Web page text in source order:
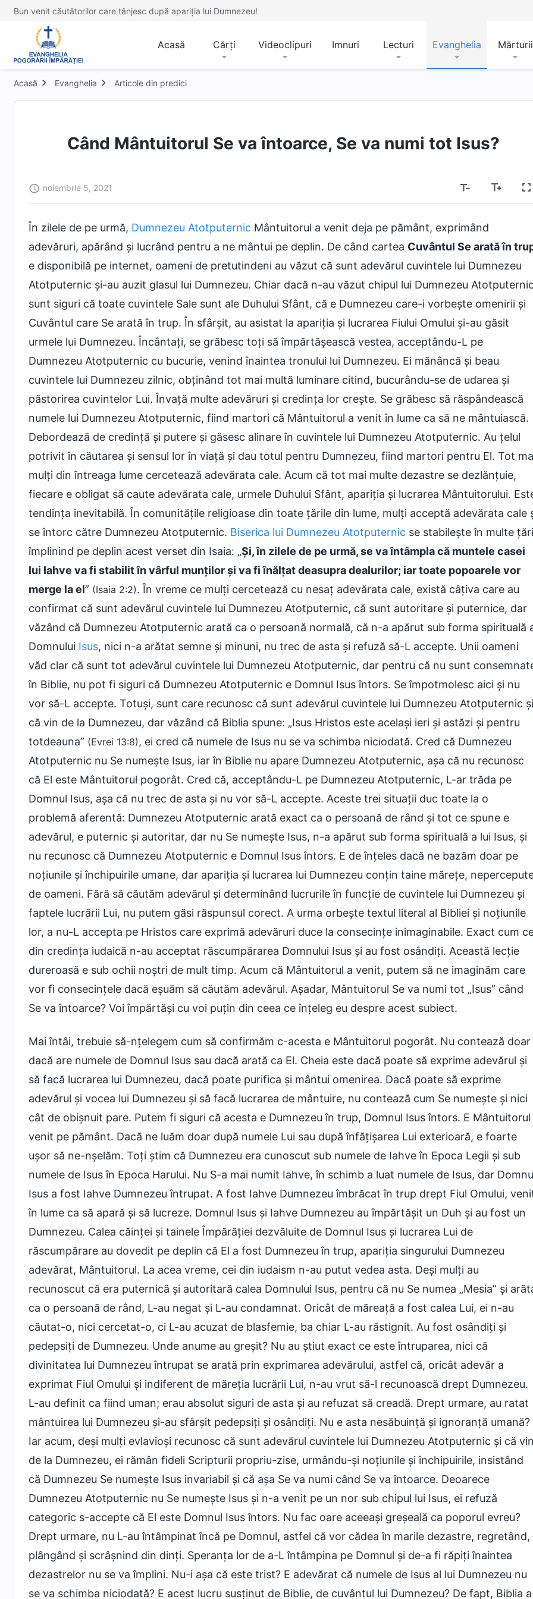
Bun venit căutătorilor care tânjesc după apariția lui Dumnezeu!
Acasă Cărți Videoclipuri Imnuri Lecturi Evanghelia Mărturii
Acasă Evanghelia Articole din predici
Când Mântuitorul Se va întoarce, Se va numi tot Isus?
noiembrie 5, 2021
În zilele de pe urmă, Dumnezeu Atotputernic Mântuitorul a venit deja pe pământ, exprimând
adevăruri, apărând și lucrând pentru a ne mântui pe deplin. De când cartea Cuvântul Se arată în
e disponibilă pe internet, oameni de pretutindeni au văzut că sunt adevărul cuvintele lui Dumnezeu
Atotputernic și-au auzit glasul lui Dumnezeu. Chiar dacă n-au văzut chipul lui Dumnezeu
sunt siguri că toate cuvintele Sale sunt ale Duhului Sfânt, că e Dumnezeu care-i vorbește omenirii și
Cuvântul care Se arată în trup. În sfârșit, au asistat la apariția și lucrarea Fiului Omului și-au găsit
urmele lui Dumnezeu. Încântați, se grăbesc toți să împărtășească vestea, acceptându-L pe
Dumnezeu Atotputernic cu bucurie, venind înaintea tronului lui Dumnezeu. Ei mănâncă și beau
cuvintele lui Dumnezeu zilnic, obținând tot mai multă luminare citind, bucurându-se de udarea și
păstorirea cuvintelor Lui. Învață multe adevăruri și credința lor crește. Se grăbesc să răspândească
numele lui Dumnezeu Atotputernic, fiind martori că Mântuitorul a venit în lume ca să ne mântuiască.
Debordează de credință și putere și găsesc alinare în cuvintele lui Dumnezeu Atotputernic. Au țelul
potrivit în căutarea și sensul lor în viață și dau totul pentru Dumnezeu, fiind martori pentru El. Tot
mulți din întreaga lume cercetează adevărata cale. Acum că tot mai multe dezastre se dezlănțuie,
fiecare e obligat să caute adevărata cale, urmele Duhului Sfânt, apariția și lucrarea Mântuitorului.
tendința inevitabilă. În comunitățile religioase din toate țările din lume, mulți acceptă adevărata cale
se întorc către Dumnezeu Atotputernic. Biserica lui Dumnezeu Atotputernic se stabilește în multe
împlinind pe deplin acest verset din Isaia: „Și, în zilele de pe urmă, se va întâmpla că muntele casei
lui Iahve va fi stabilit în vârful munților și va fi înălțat deasupra dealurilor; iar toate popoarele vor
merge la el” (Isaia 2:2). În vreme ce mulți cercetează cu nesaț adevărata cale, există câțiva care au
confirmat că sunt adevărul cuvintele lui Dumnezeu Atotputernic, că sunt autoritare și puternice, dar
văzând că Dumnezeu Atotputernic arată ca o persoană normală, că n-a apărut sub forma spirituală
Domnului Isus, nici n-a arătat semne și minuni, nu trec de asta și refuză să-L accepte. Unii oameni
văd clar că sunt tot adevărul cuvintele lui Dumnezeu Atotputernic, dar pentru că nu sunt
în Biblie, nu pot fi siguri că Dumnezeu Atotputernic e Domnul Isus întors. Se împotmolesc aici și nu
vor să-L accepte. Totuși, sunt care recunosc că sunt adevărul cuvintele lui Dumnezeu Atotputernic și
că vin de la Dumnezeu, dar văzând că Biblia spune: „Isus Hristos este același ieri și astăzi și pentru
totdeauna” (Evrei 13:8) , ei cred că numele de Isus nu se va schimba niciodată. Cred că Dumnezeu
Atotputernic nu Se numește Isus, iar în Biblie nu apare Dumnezeu Atotputernic, așa că nu recunosc
că El este Mântuitorul pogorât. Cred că, acceptându-L pe Dumnezeu Atotputernic, L-ar trăda pe
Domnul Isus, așa că nu trec de asta și nu vor să-L accepte. Aceste trei situații duc toate la o
problemă aferentă: Dumnezeu Atotputernic arată exact ca o persoană de rând și tot ce spune e
adevărul, e puternic și autoritar, dar nu Se numește Isus, n-a apărut sub forma spirituală a lui Isus, și
nu recunosc că Dumnezeu Atotputernic e Domnul Isus întors. E de înțeles dacă ne bazăm doar pe
noțiunile și închipuirile umane, dar apariția și lucrarea lui Dumnezeu conțin taine mărețe,
de oameni. Fără să căutăm adevărul și determinând lucrurile în funcție de cuvintele lui Dumnezeu și
faptele lucrării Lui, nu putem găsi răspunsul corect. A urma orbește textul literal al Bibliei și noțiunile
lor, a nu-L accepta pe Hristos care exprimă adevăruri duce la consecințe inimaginabile. Exact cum
din credința iudaică n-au acceptat răscumpărarea Domnului Isus și au fost osândiți. Această lecție
dureroasă e sub ochii noștri de mult timp. Acum că Mântuitorul a venit, putem să ne imaginăm care
vor fi consecințele dacă eșuăm să căutăm adevărul. Așadar, Mântuitorul Se va numi tot „Isus” când
Se va întoarce? Voi împărtăși cu voi puțin din ceea ce înțeleg eu despre acest subiect.
Mai întâi, trebuie să-nțelegem cum să confirmăm c-acesta e Mântuitorul pogorât. Nu contează doar
dacă are numele de Domnul Isus sau dacă arată ca El. Cheia este dacă poate să exprime adevărul și
să facă lucrarea lui Dumnezeu, dacă poate purifica și mântui omenirea. Dacă poate să exprime
adevărul și vocea lui Dumnezeu și să facă lucrarea de mântuire, nu contează cum Se numește și nici
cât de obișnuit pare. Putem fi siguri că acesta e Dumnezeu în trup, Domnul Isus întors. E Mântuitorul
venit pe pământ. Dacă ne luăm doar după numele Lui sau după înfățișarea Lui exterioară, e foarte
ușor să ne-nșelăm. Toți știm că Dumnezeu era cunoscut sub numele de Iahve în Epoca Legii și sub
numele de Isus în Epoca Harului. Nu S-a mai numit Iahve, în schimb a luat numele de Isus, dar
Isus a fost Iahve Dumnezeu întrupat. A fost Iahve Dumnezeu îmbrăcat în trup drept Fiul Omului,
în lume ca să apară și să lucreze. Domnul Isus și Iahve Dumnezeu au împărtășit un Duh și au fost un
Dumnezeu. Calea căinței și tainele Împărăției dezvăluite de Domnul Isus și lucrarea Lui de
răscumpărare au dovedit pe deplin că El a fost Dumnezeu în trup, apariția singurului Dumnezeu
adevărat, Mântuitorul. La acea vreme, cei din iudaism n-au putut vedea asta. Deși mulți au
recunoscut că era puternică și autoritară calea Domnului Isus, pentru că nu Se numea „Mesia” și
ca o persoană de rând, L-au negat și L-au condamnat. Oricât de măreață a fost calea Lui, ei n-au
căutat-o, nici cercetat-o, ci L-au acuzat de blasfemie, ba chiar L-au răstignit. Au fost osândiți și
pedepsiți de Dumnezeu. Unde anume au greșit? Nu au știut exact ce este întruparea, nici că
divinitatea lui Dumnezeu întrupat se arată prin exprimarea adevărului, astfel că, oricât adevăr a
exprimat Fiul Omului și indiferent de măreția lucrării Lui, n-au vrut să-l recunoască drept Dumnezeu.
L-au definit ca fiind uman; erau absolut siguri de asta și au refuzat să creadă. Drept urmare, au ratat
mântuirea lui Dumnezeu și-au sfârșit pedepsiți și osândiți. Nu e asta nesăbuință și ignoranță umană?
Iar acum, deși mulți evlavioși recunosc că sunt adevărul cuvintele lui Dumnezeu Atotputernic și că
de la Dumnezeu, ei rămân fideli Scripturii propriu-zise, urmându-și noțiunile și închipuirile, insistând
că Dumnezeu Se numește Isus invariabil și că așa Se va numi când Se va întoarce. Deoarece
Dumnezeu Atotputernic nu Se numește Isus și n-a venit pe un nor sub chipul lui Isus, ei refuză
categoric s-accepte că El este Domnul Isus întors. Nu fac oare aceeași greșeală ca poporul evreu?
Drept urmare, nu L-au întâmpinat încă pe Domnul, astfel că vor cădea în marile dezastre, regretând,
plângând și scrâșnind din dinți. Speranța lor de a-L întâmpina pe Domnul și de-a fi răpiți înaintea
dezastrelor nu se va împlini. Nu-i așa că este trist? E adevărat că numele de Isus al lui Dumnezeu nu
se va schimba niciodată? E acest lucru susținut de Biblie, de cuvântul lui Dumnezeu? De fapt, Biblia a